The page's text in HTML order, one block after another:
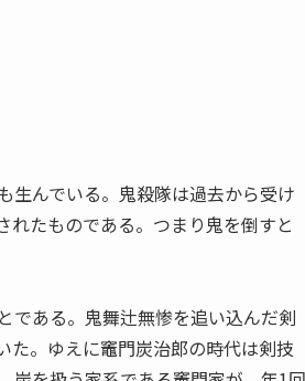
生んでいる。鬼殺隊は過去から受け
たものである。つまり鬼を倒すと
である。鬼舞辻無惨を追い込んだ剣
た。ゆえに竈門炭治郎の時代は剣技